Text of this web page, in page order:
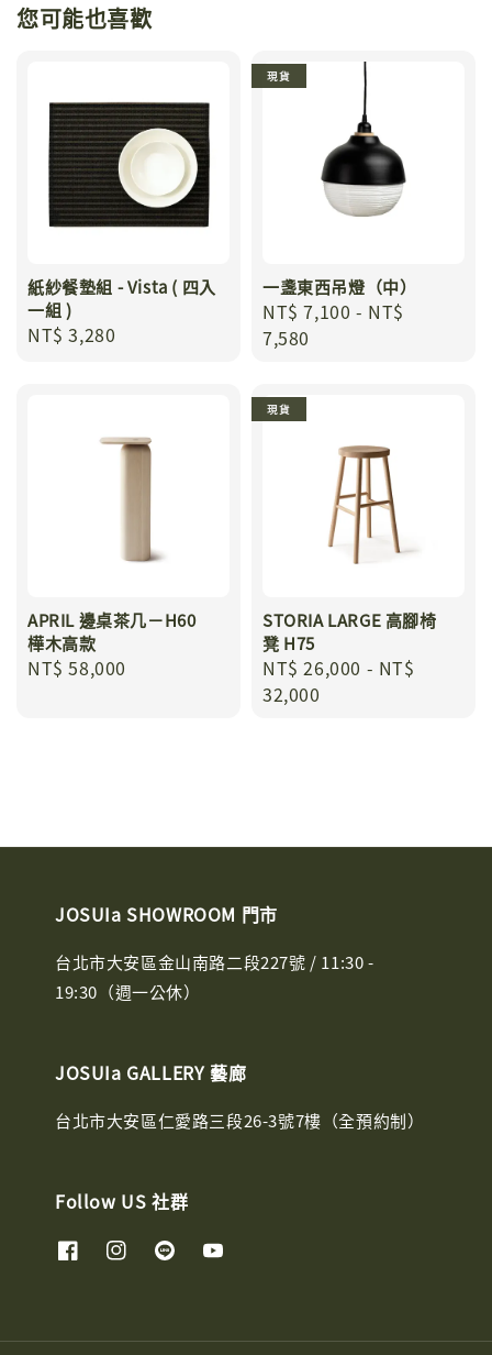
您可能也喜歡
紙紗餐墊組 - Vista ( 四入
一組 )
Regular
NT$ 3,280
現貨
一盞東西吊燈（中）
Regular
price
NT$ 7,100 - NT$
7,580
APRIL 邊桌茶几－H60
樺木高款
Regular
NT$ 58,000
現貨
STORIA LARGE 高腳椅
凳 H75
Regular
price
NT$ 26,000 - NT$
32,000
JOSUIa SHOWROOM 門市
台北市大安區金山南路二段227號 / 11:30 -
19:30（週一公休）
JOSUIa GALLERY 藝廊
台北市大安區仁愛路三段26-3號7樓（全預約制）
Follow US 社群